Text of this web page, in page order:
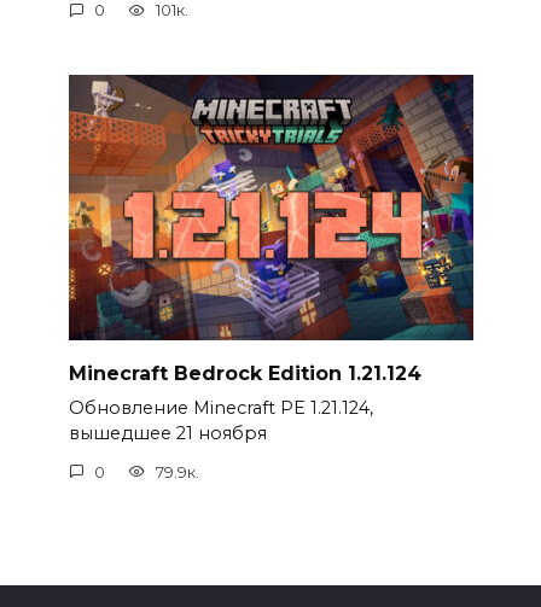
0 101к.
Minecraft Bedrock Edition 1.21.124
Обновление Minecraft PE 1.21.124,
вышедшее 21 ноября
0 79.9к.